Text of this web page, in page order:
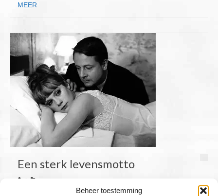
Beheer toestemming
MEER
Een sterk levensmotto
|